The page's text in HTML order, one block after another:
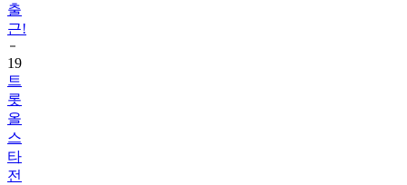
출
근!
19
트
롯
올
스
타
전